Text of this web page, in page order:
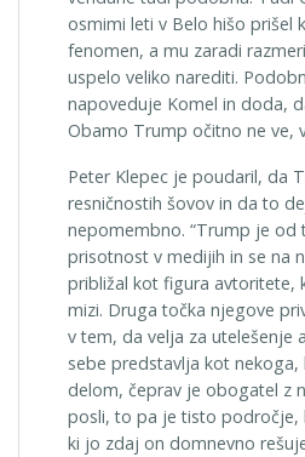
osmimi leti v Belo hišo prišel
fenomen, a mu zaradi
uspelo veliko narediti.
napoveduje Komel in doda,
Obamo Trump očitno ne ve,
Peter Klepec je poudaril, da
resničnostih šovov in da to
nepomembno. “Trump je
prisotnost v medijih in se na
približal kot figura avtoritete,
mizi. Druga točka njegove
v tem, da velja za utelešenje
sebe predstavlja kot nekoga,
delom, čeprav je obogatel z
posli, to pa je tisto področje,
ki jo zdaj on domnevno